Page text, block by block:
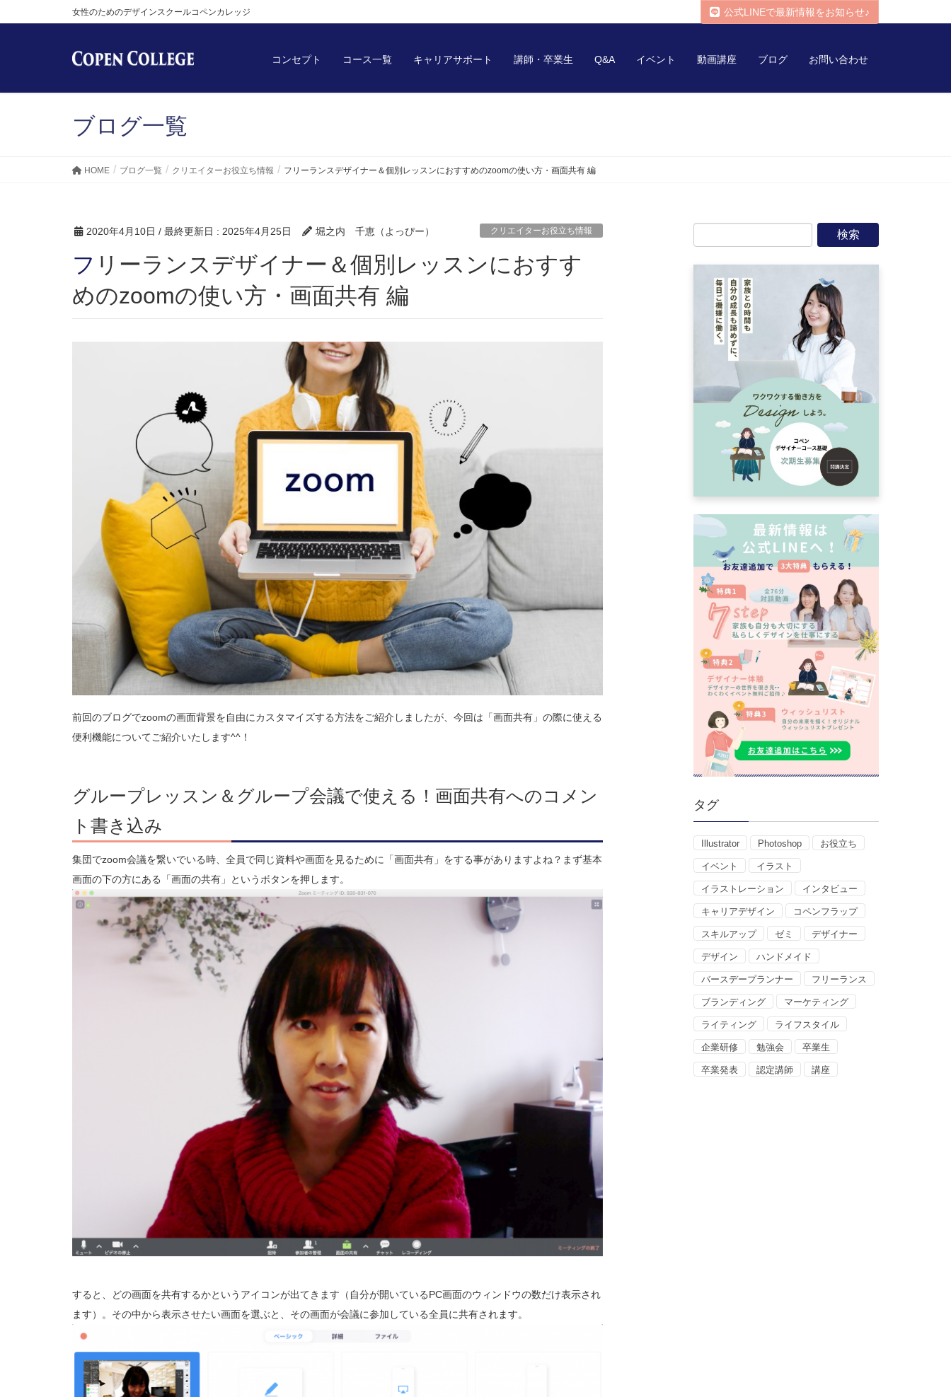
女性のためのデザインスクールコペンカレッジ 公式LINEで最新情報をお知らせ♪
コンセプト コース一覧 キャリアサポート 講師・卒業生 Q&A イベント 動画講座 ブログ お問い合わせ
ブログ一覧
HOME ブログ一覧 クリエイターお役立ち情報 フリーランスデザイナー＆個別レッスンにおすすめのzoomの使い方・画面共有 編
2020年4月10日 / 最終更新日 : 2025年4月25日 堀之内 千恵（よっぴー） クリエイターお役立ち情報
フリーランスデザイナー＆個別レッスンにおすす
めのzoomの使い方・画面共有 編
前回のブログでzoomの画面背景を自由にカスタマイズする方法をご紹介しましたが、今回は「画面共有」の際に使える
便利機能についてご紹介いたします^^！
グループレッスン＆グループ会議で使える！画面共有へのコメン
ト書き込み
集団でzoom会議を繋いでいる時、全員で同じ資料や画面を見るために「画面共有」をする事がありますよね？まず基本
画面の下の方にある「画面の共有」というボタンを押します。
すると、どの画面を共有するかというアイコンが出てきます（自分が開いているPC画面のウィンドウの数だけ表示され
ます）。その中から表示させたい画面を選ぶと、その画面が会議に参加している全員に共有されます。
タグ
Illustrator Photoshop お役立ち
イベント イラスト
イラストレーション インタビュー
キャリアデザイン コペンフラップ
スキルアップ ゼミ デザイナー
デザイン ハンドメイド
バースデープランナー フリーランス
ブランディング マーケティング
ライティング ライフスタイル
企業研修 勉強会 卒業生
卒業発表 認定講師 講座